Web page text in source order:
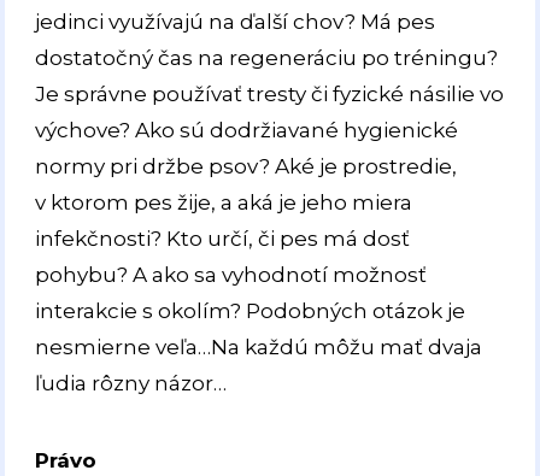
jedinci využívajú na ďalší chov? Má pes
dostatočný čas na regeneráciu po tréningu?
Je správne používať tresty či fyzické násilie vo
výchove? Ako sú dodržiavané hygienické
normy pri držbe psov? Aké je prostredie,
v ktorom pes žije, a aká je jeho miera
infekčnosti? Kto určí, či pes má dosť
pohybu? A ako sa vyhodnotí možnosť
interakcie s okolím? Podobných otázok je
nesmierne veľa…Na každú môžu mať dvaja
ľudia rôzny názor…
Právo